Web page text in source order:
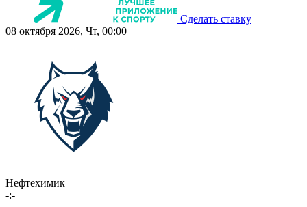
Сделать ставку
08 октября 2026, Чт, 00:00
Нефтехимик
-:-